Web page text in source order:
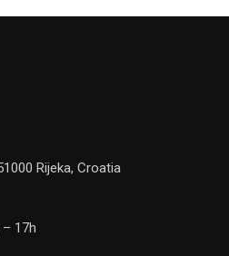
Rijeka, Croatia
17h